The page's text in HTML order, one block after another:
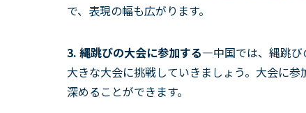
で、表現の幅も広がります。
3. 縄跳びの大会に参加する—中国では、縄跳
大きな大会に挑戦していきましょう。大会に
深めることができます。